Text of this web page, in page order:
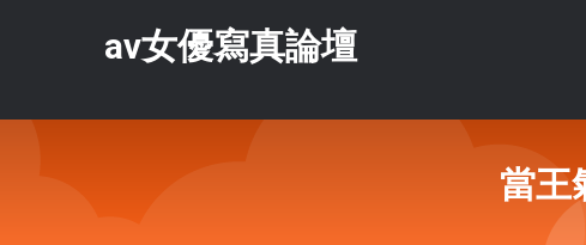
av女優寫真論壇
當王